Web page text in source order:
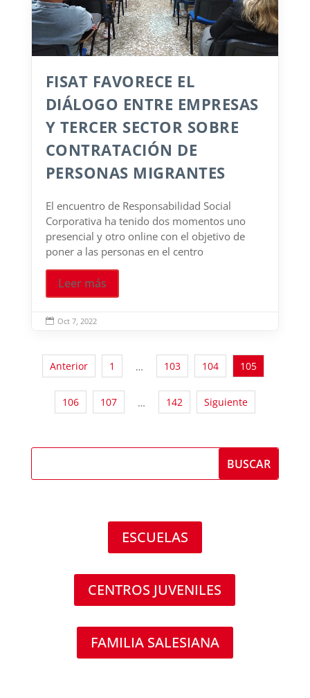
FISAT FAVORECE EL
DIÁLOGO ENTRE EMPRESAS
Y TERCER SECTOR SOBRE
CONTRATACIÓN DE
PERSONAS MIGRANTES
El encuentro de Responsabilidad Social
Corporativa ha tenido dos momentos uno
presencial y otro online con el objetivo de
poner a las personas en el centro
Leer más
 Oct 7, 2022
Anterior 1 … 103 104 105
106 107 … 142 Siguiente
ESCUELAS
CENTROS JUVENILES
FAMILIA SALESIANA